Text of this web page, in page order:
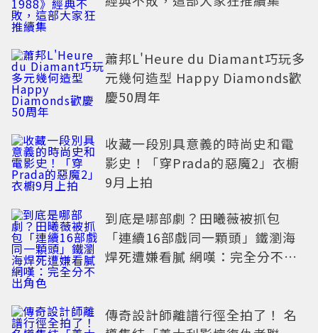
蕭邦L'Heure du Diamant巧玩多
元幾何造型 Happy Diamonds歡
慶50周年
收藏一段別具意義的時尚史和電
影史！「穿Prada的惡魔2」衣櫥
9月上拍
到底是哪部劇？田曦薇被抓包
「連續16部戲同一顆頭」鐵瀏海
焊死遭嫌看膩 網嘆：完全分不出
傳奇設計師離譜行徑全拍了！ 名